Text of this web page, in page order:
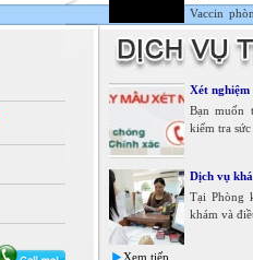
Vaccin
Xem tiếp
Xét
Bạn muốn
kiểm tra
Dịch vụ
Tại Phòng
khám và
Xem tiếp